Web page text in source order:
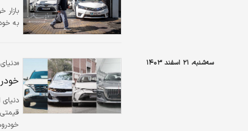
به
سه‌شنبه، ۲۱ اسفند ۱۴۰۳
دنیای